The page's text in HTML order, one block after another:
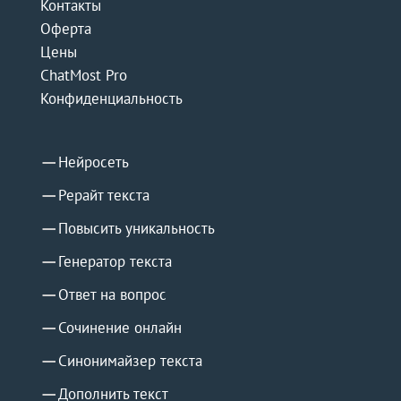
Контакты
Оферта
Цены
ChatMost Pro
Конфиденциальность
Нейросеть
Рерайт текста
Повысить уникальность
Генератор текста
Ответ на вопрос
Сочинение онлайн
Синонимайзер текста
Дополнить текст